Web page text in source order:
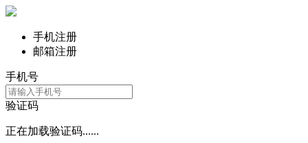
手机注册
邮箱注册
手机号
验证码
正在加载验证码......